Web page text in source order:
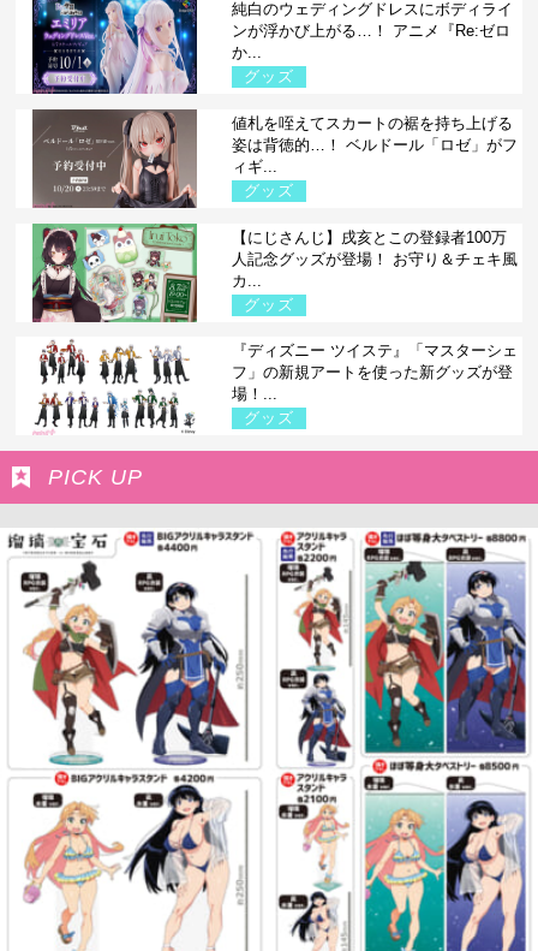
純白のウェディングドレスにボディライ
ンが浮かび上がる…！ アニメ『Re:ゼロ
か...
グッズ
値札を咥えてスカートの裾を持ち上げる
姿は背徳的…！ ベルドール「ロゼ」がフ
ィギ...
グッズ
【にじさんじ】戌亥とこの登録者100万
人記念グッズが登場！ お守り＆チェキ風
カ...
グッズ
『ディズニー ツイステ』「マスターシェ
フ」の新規アートを使った新グッズが登
場！...
グッズ
PICK UP